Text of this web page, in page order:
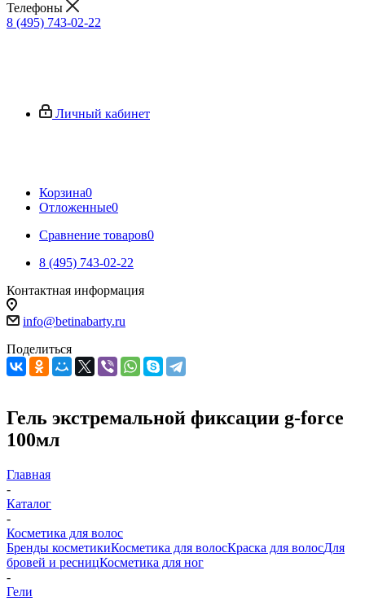
Телефоны
8 (495) 743-02-22
Личный кабинет
Корзина0
Отложенные0
Сравнение товаров0
8 (495) 743-02-22
Контактная информация
info@betinabarty.ru
Поделиться
Гель экстремальной фиксации g-force
100мл
Главная
-
Каталог
-
Косметика для волос
Бренды косметикиКосметика для волосКраска для волосДля
бровей и ресницКосметика для ног
-
Гели